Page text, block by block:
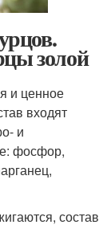
золой
и ценное
входят
и
фосфор,
состав